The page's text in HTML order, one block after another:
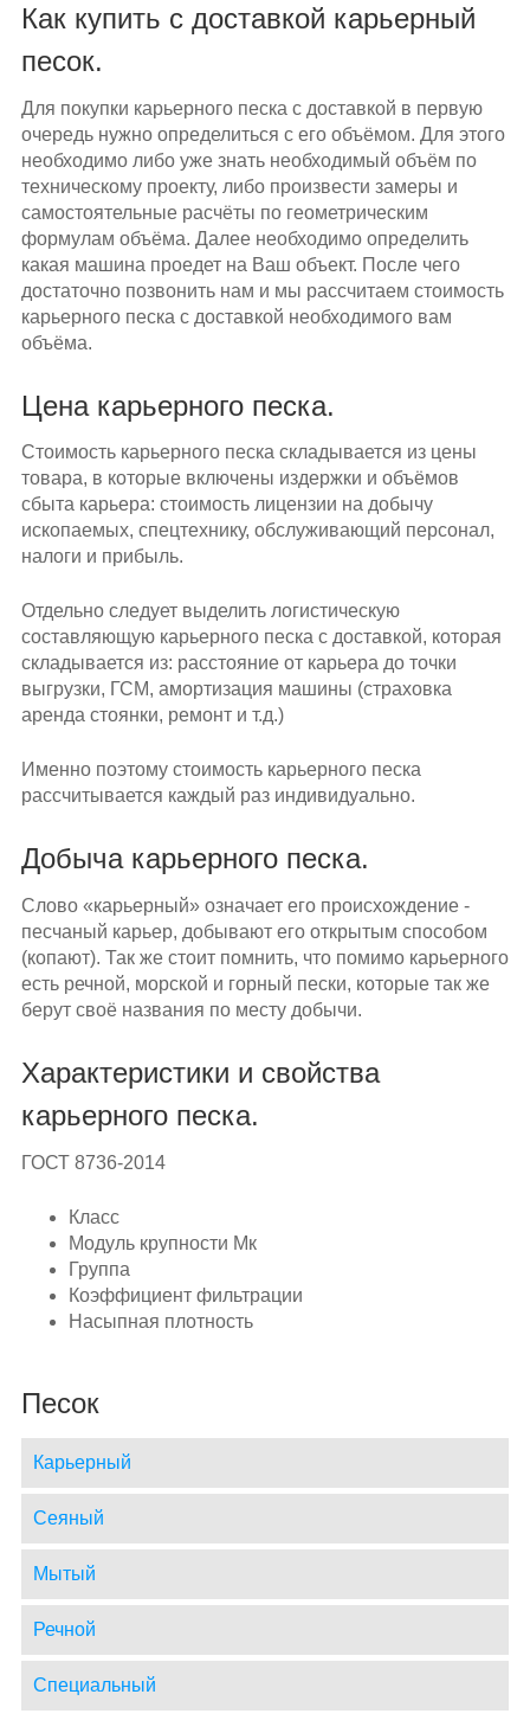
Как купить с доставкой карьерный
песок.
Для покупки карьерного песка с доставкой в первую
очередь нужно определиться с его объёмом. Для этого
необходимо либо уже знать необходимый объём по
техническому проекту, либо произвести замеры и
самостоятельные расчёты по геометрическим
формулам объёма. Далее необходимо определить
какая машина проедет на Ваш объект. После чего
достаточно позвонить нам и мы рассчитаем стоимость
карьерного песка с доставкой необходимого вам
объёма.
Цена карьерного песка.
Стоимость карьерного песка складывается из цены
товара, в которые включены издержки и объёмов
сбыта карьера: стоимость лицензии на добычу
ископаемых, спецтехнику, обслуживающий персонал,
налоги и прибыль.
Отдельно следует выделить логистическую
составляющую карьерного песка с доставкой, которая
складывается из: расстояние от карьера до точки
выгрузки, ГСМ, амортизация машины (страховка
аренда стоянки, ремонт и т.д.)
Именно поэтому стоимость карьерного песка
рассчитывается каждый раз индивидуально.
Добыча карьерного песка.
Слово «карьерный» означает его происхождение -
песчаный карьер, добывают его открытым способом
(копают). Так же стоит помнить, что помимо карьерного
есть речной, морской и горный пески, которые так же
берут своё названия по месту добычи.
Характеристики и свойства
карьерного песка.
ГОСТ 8736-2014
Класс
Модуль крупности Мк
Группа
Коэффициент фильтрации
Насыпная плотность
Песок
Карьерный
Сеяный
Мытый
Речной
Специальный